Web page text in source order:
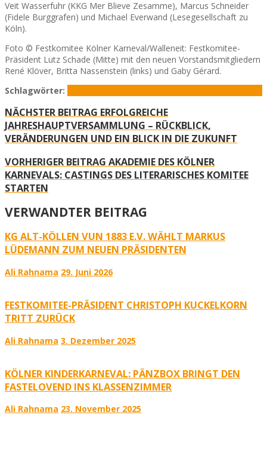
Veit Wasserfuhr (KKG Mer Blieve Zesamme), Marcus Schneider
(Fidele Burggrafen) und Michael Everwand (Lesegesellschaft zu
Köln).
Foto © Festkomitee Kölner Karneval/Walleneit: Festkomitee-
Präsident Lutz Schade (Mitte) mit den neuen Vorstandsmitgliedern
René Klöver, Britta Nassenstein (links) und Gaby Gérard.
Schlagwörter:
NÄCHSTER BEITRAG ERFOLGREICHE
JAHRESHAUPTVERSAMMLUNG – RÜCKBLICK,
VERÄNDERUNGEN UND EIN BLICK IN DIE ZUKUNFT
VORHERIGER BEITRAG AKADEMIE DES KÖLNER
KARNEVALS: CASTINGS DES LITERARISCHES KOMITEE
STARTEN
VERWANDTER BEITRAG
KG ALT-KÖLLEN VUN 1883 E.V. WÄHLT MARKUS
LÜDEMANN ZUM NEUEN PRÄSIDENTEN
Ali Rahnama 29. Juni 2026
FESTKOMITEE-PRÄSIDENT CHRISTOPH KUCKELKORN
TRITT ZURÜCK
Ali Rahnama 3. Dezember 2025
KÖLNER KINDERKARNEVAL: PÄNZBOX BRINGT DEN
FASTELOVEND INS KLASSENZIMMER
Ali Rahnama 23. November 2025